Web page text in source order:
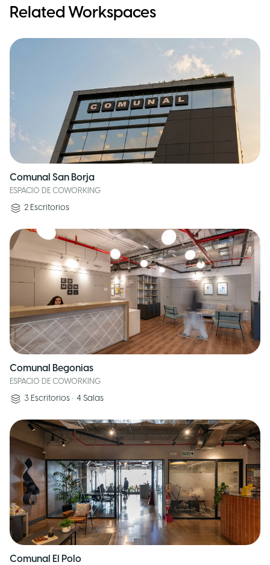
Related Workspaces
Comunal San Borja
ESPACIO DE COWORKING
2 Escritorios
Comunal Begonias
ESPACIO DE COWORKING
3 Escritorios • 4 Salas
Comunal El Polo